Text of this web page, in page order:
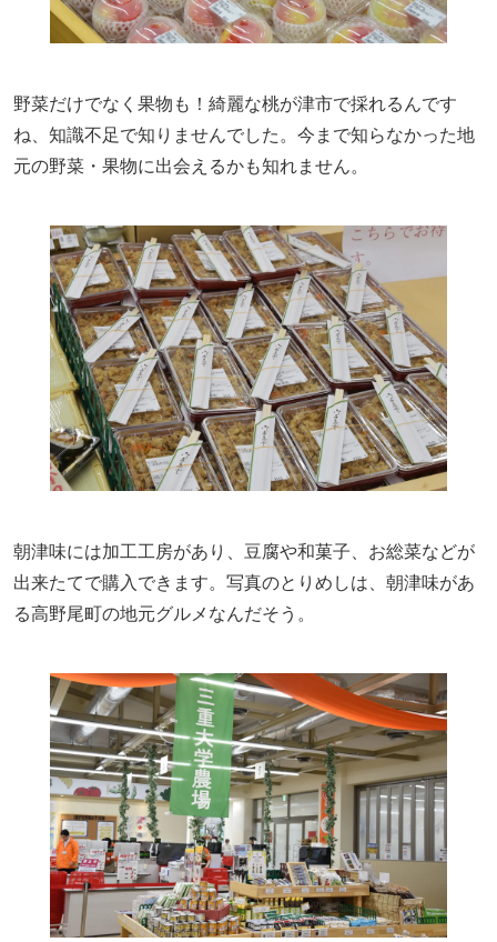
野菜だけでなく果物も！綺麗な桃が津市で採れるんです
ね、知識不足で知りませんでした。今まで知らなかった地
元の野菜・果物に出会えるかも知れません。
朝津味には加工工房があり、豆腐や和菓子、お総菜などが
出来たてで購入できます。写真のとりめしは、朝津味があ
る高野尾町の地元グルメなんだそう。